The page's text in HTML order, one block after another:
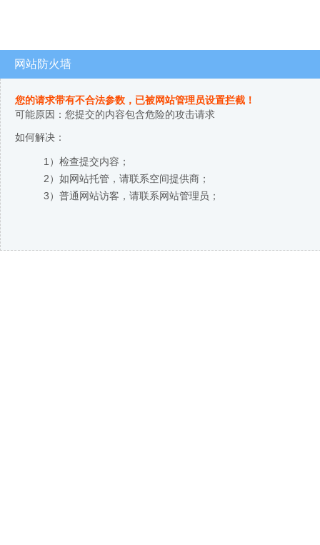
网站防火墙
您的请求带有不合法参数，已被网站管理员设置拦截！
可能原因：您提交的内容包含危险的攻击请求
如何解决：
1）检查提交内容；
2）如网站托管，请联系空间提供商；
3）普通网站访客，请联系网站管理员；